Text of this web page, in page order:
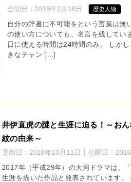
公開日： 2019年2月18日 歴史人物
自分の辞書に不可能をという言葉は無
の使い方についても、名言を残してい
日に使える時間は24時間のみ。 しか
きなチャン […]
井伊直虎の謎と生涯に迫る！～お
紋の由来～
更新日： 2018年10月11日 公開日：
2017年（平成29年）の大河ドラマは、
生涯を描いた作品と発表されています